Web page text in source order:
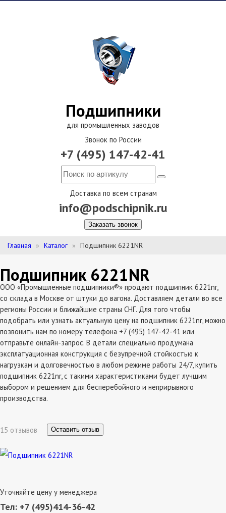
Подшипники
для промышленных заводов
Звонок по России
+7 (495) 147-42-41
Доставка по всем странам
info@podschipnik.ru
Заказать звонок
Главная Каталог Подшипник 6221NR
Подшипник 6221NR
ООО «Промышленные подшипники®» продают подшипник 6221nr,
со склада в Москве от штуки до вагона. Доставляем детали во все
регионы России и ближайшие страны СНГ. Для того чтобы
подобрать или узнать актуальную цену на подшипник 6221nr, можно
позвонить нам по номеру телефона +7 (495) 147-42-41 или
отправьте онлайн-запрос. В детали специально продумана
эксплатуационная конструкция с безупречной стойкостью к
нагрузкам и долговечностью в любом режиме работы 24/7, купить
подшипник 6221nr, с такими характеристиками будет лучшим
выбором и решением для бесперебойного и неприрывного
производства.
15 отзывов Оставить отзыв
Уточняйте цену у менеджера
Тел: +7 (495)414-36-42